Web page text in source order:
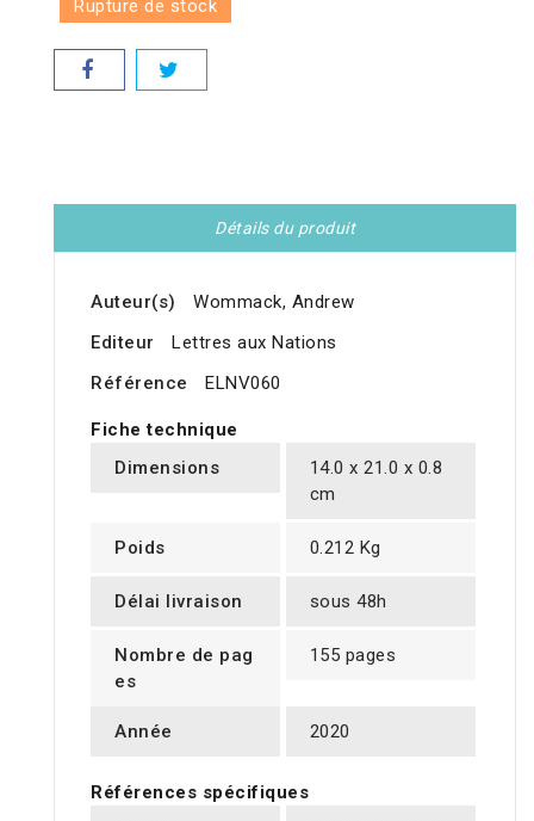
Rupture de stock
Détails du produit
Auteur(s)
Wommack, Andrew
Editeur
Lettres aux Nations
Référence
ELNV060
Fiche technique
Dimensions
14.0 x 21.0 x 0.8
cm
Poids 0.212 Kg
Délai livraison sous 48h
Nombre de pag
es
155 pages
Année 2020
Références spécifiques